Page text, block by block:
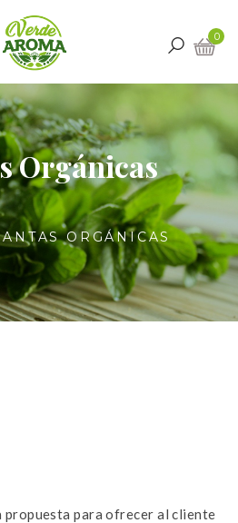
0
Orgánicas
ORGÁNICAS
propuesta para ofrecer al cliente